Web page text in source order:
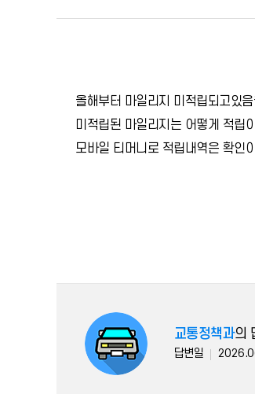
올해부터 마일리지 미적립되고있
미적립된 마일리지는 어떻게 적립
교통정책과의
답변일